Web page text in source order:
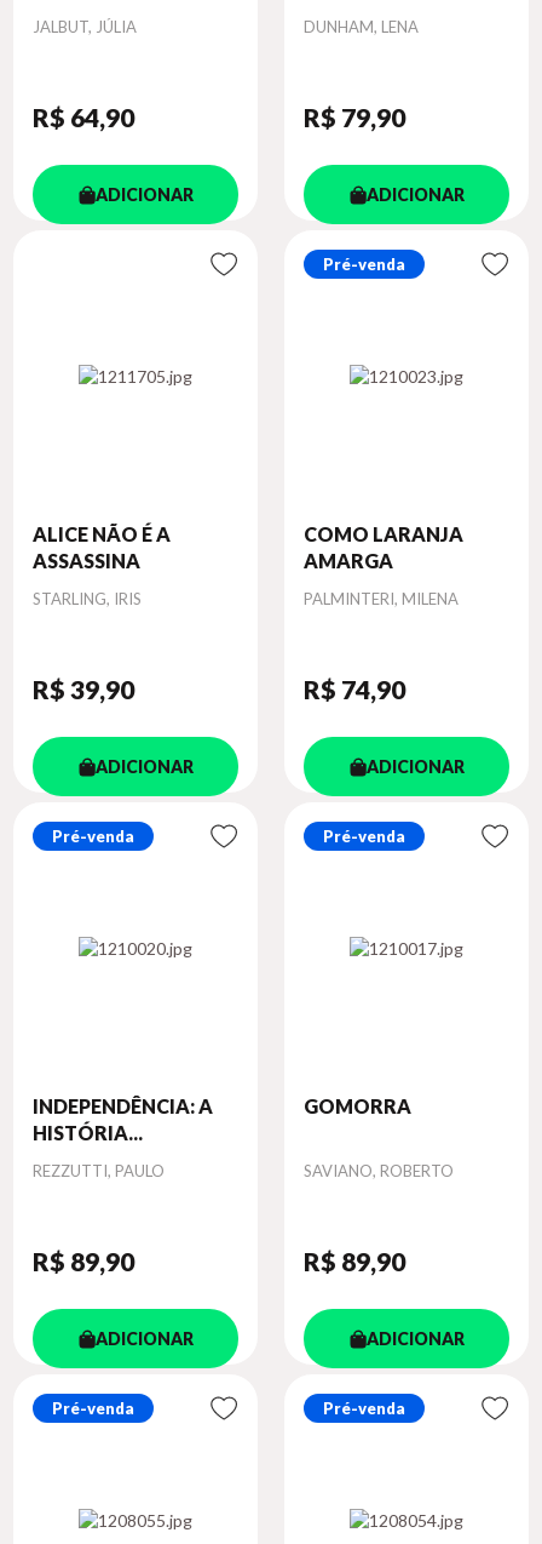
Autor
JALBUT, JÚLIA
R$ 64,90
ADICIONAR
Autor
DUNHAM, LENA
R$ 79,90
ADICIONAR
ALICE NÃO É A
ASSASSINA
Autor
STARLING, IRIS
R$ 39,90
ADICIONAR
Pré-venda
COMO LARANJA
AMARGA
Autor
PALMINTERI, MILENA
R$ 74,90
ADICIONAR
Pré-venda
INDEPENDÊNCIA: A
HISTÓRIA...
Autor
REZZUTTI, PAULO
R$ 89,90
ADICIONAR
Pré-venda
GOMORRA
Autor
SAVIANO, ROBERTO
R$ 89,90
ADICIONAR
Pré-venda Pré-venda